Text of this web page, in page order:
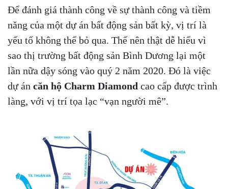
Để đánh giá thành công về sự thành công và tiềm
năng của một dự án bất động sản bất kỳ, vị trí là
yếu tố không thể bỏ qua. Thế nên thật dễ hiểu vì
sao thị trường bất động sản Bình Dương lại một
lần nữa dậy sóng vào quý 2 năm 2020. Đó là việc
dự án căn hộ Charm Diamond cao cấp được trình
làng, với vị trí tọa lạc “vạn người mê”.